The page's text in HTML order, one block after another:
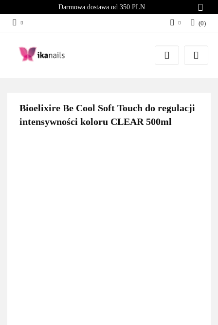
Darmowa dostawa od 350 PLN
Zaloguj się
Załóż konto
(0)
Bioelixire Be Cool Soft Touch do regulacji
intensywności koloru CLEAR 500ml